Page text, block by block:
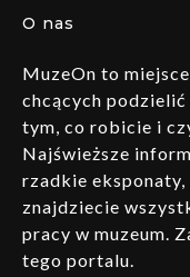
O nas
MuzeOn to
chcących podzielić
tym, co robicie i
Najświeższe
rzadkie
znajdziecie
pracy w muzeum.
tego portalu.